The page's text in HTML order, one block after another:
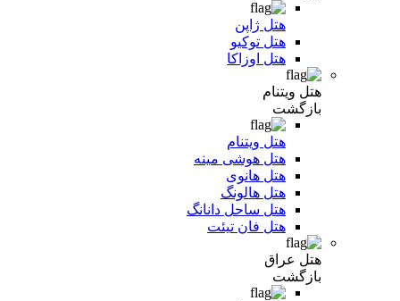
هتل ژاپن
هتل توکیو
هتل اوزاکا
هتل ویتنام
بازگشت
هتل ویتنام
هتل هوشی مینه
هتل هانوی
هتل هالونگ
هتل ساحل دانانگ
هتل فان تیئت
هتل عراق
بازگشت